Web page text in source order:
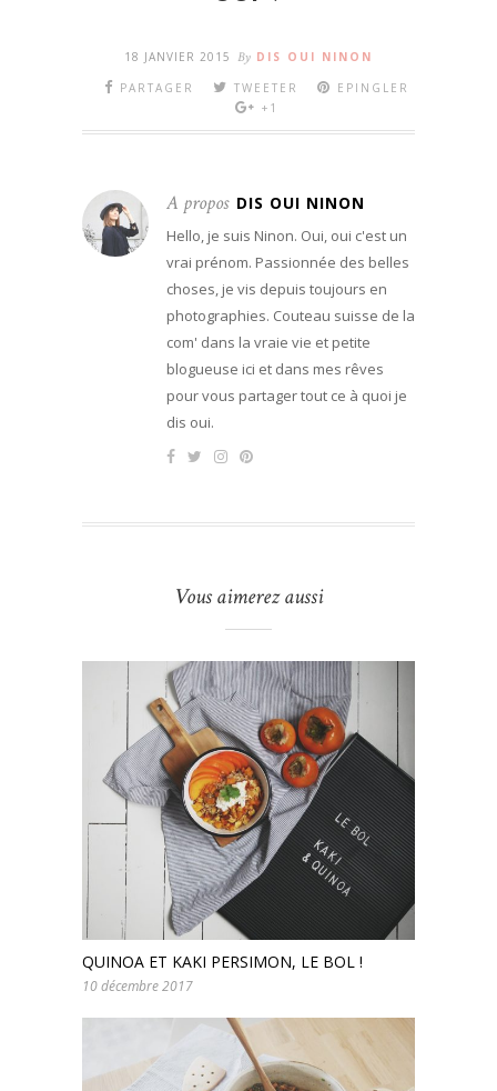
18 JANVIER 2015 By DIS OUI NINON
PARTAGER
TWEETER
EPINGLER
+1
A propos DIS OUI NINON
Hello, je suis Ninon. Oui, oui c'est un
vrai prénom. Passionnée des belles
choses, je vis depuis toujours en
photographies. Couteau suisse de la
com' dans la vraie vie et petite
blogueuse ici et dans mes rêves
pour vous partager tout ce à quoi je
dis oui.
Vous aimerez aussi
QUINOA ET KAKI PERSIMON, LE BOL !
10 décembre 2017